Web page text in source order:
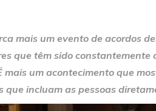
mais um evento de acordos
que têm sido
mais um acontecimento que
que incluam as pessoas